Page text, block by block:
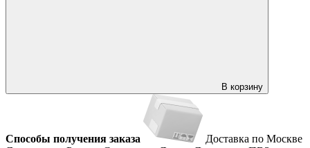
В корзину
Способы получения заказа
Доставка по Москве